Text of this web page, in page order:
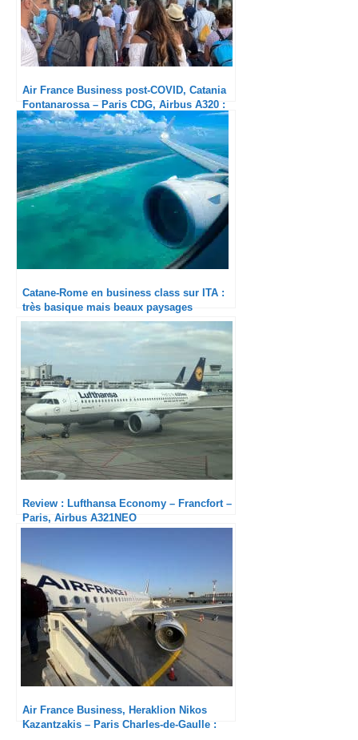
Air France Business post-COVID, Catania
Fontanarossa – Paris CDG, Airbus A320 :
Bordello all’Italiana
Catane-Rome en business class sur ITA :
très basique mais beaux paysages
Review : Lufthansa Economy – Francfort –
Paris, Airbus A321NEO
Air France Business, Heraklion Nikos
Kazantzakis – Paris Charles-de-Gaulle :